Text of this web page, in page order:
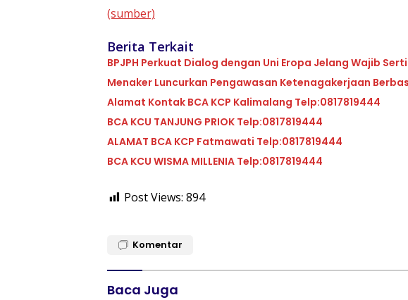
(sumber)
Berita Terkait
BPJPH Perkuat Dialog dengan Uni Eropa Jelang Wajib
Menaker Luncurkan Pengawasan Ketenagakerjaan
Alamat Kontak BCA KCP Kalimalang Telp:0817819444
BCA KCU TANJUNG PRIOK Telp:0817819444
ALAMAT BCA KCP Fatmawati Telp:0817819444
BCA KCU WISMA MILLENIA Telp:0817819444
Post Views: 894
Komentar
Baca Juga